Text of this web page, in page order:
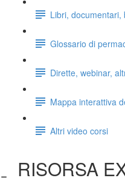
Libri, documentari,
Glossario di
Dirette, webinar,
Mappa interattiva
Altri video corsi
RISORSA